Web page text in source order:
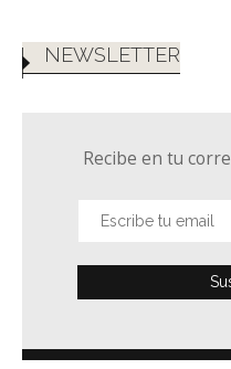
NEWSLETTER
Recibe en tu